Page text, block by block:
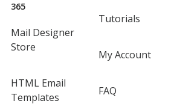
365
Mail Designer
Store
HTML Email
Templates
Tutorials
My Account
FAQ